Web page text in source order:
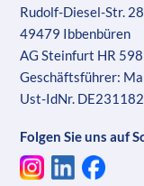
Rudolf-Diesel-Str. 28
49479 Ibbenbüren
AG Steinfurt HR
Geschäftsführer:
Ust-IdNr.
Folgen Sie uns auf